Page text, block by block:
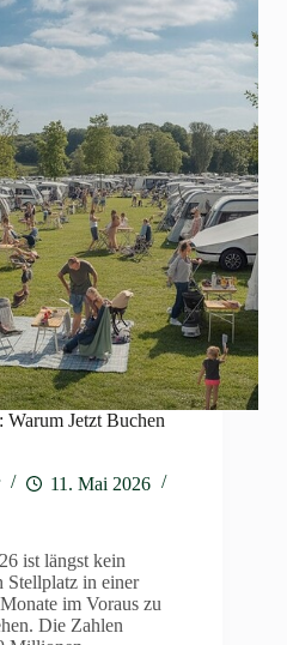
Jetzt Buchen
11. Mai 2026
ist längst kein
Stellplatz in einer
im Voraus zu
Die Zahlen